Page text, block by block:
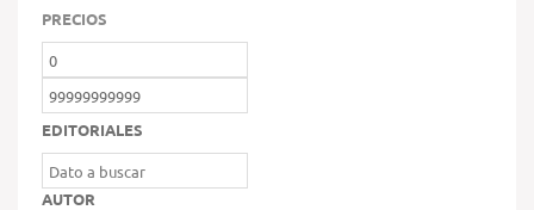
PRECIOS
EDITORIALES
AUTOR